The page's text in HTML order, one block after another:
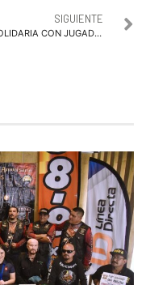
SIGUIENTE
LMP SOLIDARIA CON JUGADORES Y CON LA POBLACION PARA CONTRIBUIR A GENERAR UN MEJOR BIENESTAR EMOCIONAL